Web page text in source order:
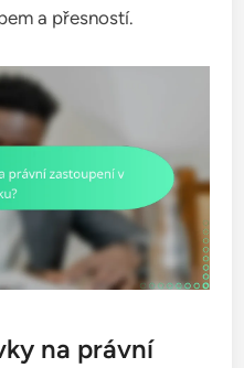
a přesností.
na právní